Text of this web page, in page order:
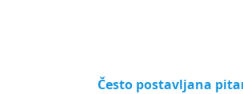
Često postavljana